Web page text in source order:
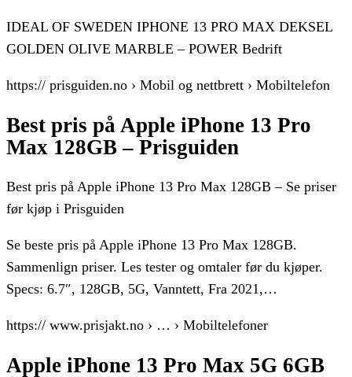
IDEAL OF SWEDEN IPHONE 13 PRO MAX DEKSEL
GOLDEN OLIVE MARBLE – POWER Bedrift
https:// prisguiden.no › Mobil og nettbrett › Mobiltelefon
Best pris på Apple iPhone 13 Pro
Max 128GB – Prisguiden
Best pris på Apple iPhone 13 Pro Max 128GB – Se priser
før kjøp i Prisguiden
Se beste pris på Apple iPhone 13 Pro Max 128GB.
Sammenlign priser. Les tester og omtaler før du kjøper.
Specs: 6.7″, 128GB, 5G, Vanntett, Fra 2021,…
https:// www.prisjakt.no › … › Mobiltelefoner
Apple iPhone 13 Pro Max 5G 6GB